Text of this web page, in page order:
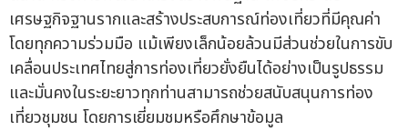
เศรษฐกิจฐานรากและสร้างประสบการณ์ท่องเที่ยวที่มีคุณค่า
โดยทุกความร่วมมือ แม้เพียงเล็กน้อยล้วนมีส่วนช่วยในการขับ
เคลื่อนประเทศไทยสู่การท่องเที่ยวยั่งยืนได้อย่างเป็นรูปธรรม
และมั่นคงในระยะยาวทุกท่านสามารถช่วยสนับสนุนการท่อง
เที่ยวชุมชน โดยการเยี่ยมชมหรือศึกษาข้อมูล